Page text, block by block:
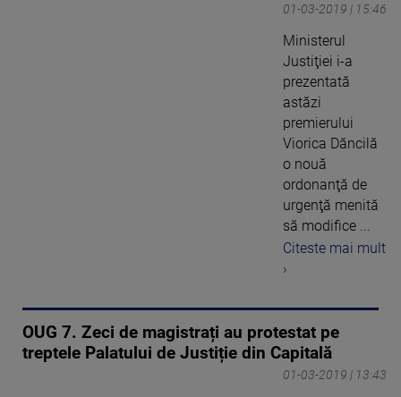
01-03-2019 | 15:46
Ministerul
Justiţiei i-a
prezentată
astăzi
premierului
Viorica Dăncilă
o nouă
ordonanţă de
urgenţă menită
să modifice ...
Citeste mai mult
›
OUG 7. Zeci de magistrați au protestat pe
treptele Palatului de Justiție din Capitală
01-03-2019 | 13:43